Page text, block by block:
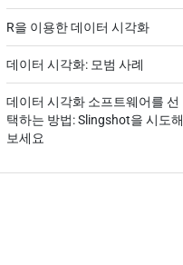
R을 이용한 데이터 시각화
데이터 시각화: 모범 사례
데이터 시각화 소프트웨어를 선
택하는 방법: Slingshot을 시도해
보세요